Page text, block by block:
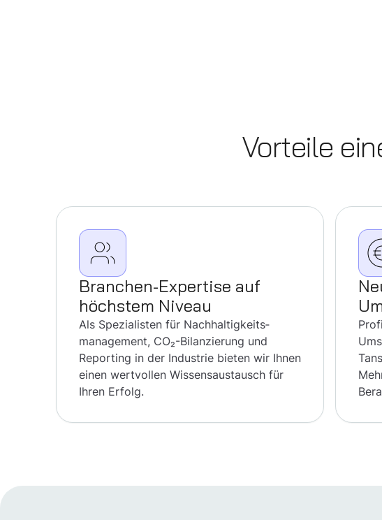
Vorteile
Branchen-Expertise auf
höchstem Niveau
Als Spezialisten für Nachhaltigkeits­
management, CO₂-Bilanzierung und
Reporting in der Industrie bieten wir Ihnen
einen wertvollen Wissensaustausch für
Ihren Erfolg.